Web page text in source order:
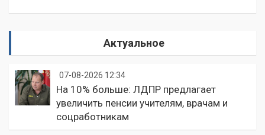
Актуальное
07-08-2026 12:34
На 10% больше: ЛДПР предлагает
увеличить пенсии учителям, врачам и
соцработникам